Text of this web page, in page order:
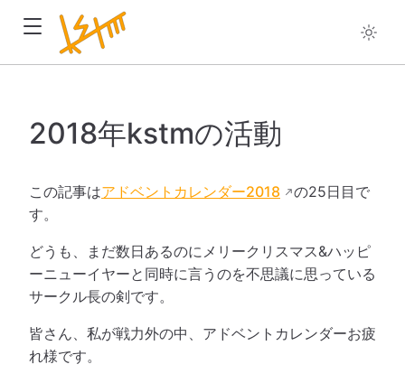
2018年kstmの活動
この記事はアドベントカレンダー2018
の25日目で
す。
どうも、まだ数日あるのにメリークリスマス&ハッピ
ーニューイヤーと同時に言うのを不思議に思っている
サークル長の剣です。
皆さん、私が戦力外の中、アドベントカレンダーお疲
れ様です。